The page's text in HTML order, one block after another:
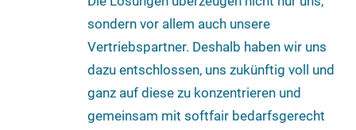
sondern vor allem auch unsere
Vertriebspartner. Deshalb haben wir uns
dazu entschlossen, uns zukünftig voll und
ganz auf diese zu konzentrieren und
gemeinsam mit softfair bedarfsgerecht